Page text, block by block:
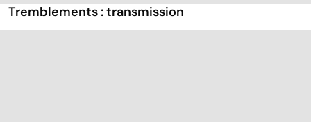
Tremblements : transmission